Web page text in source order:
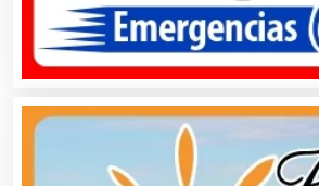
Alquiler de Equipos para
Alquiler de Sillas y Mesas